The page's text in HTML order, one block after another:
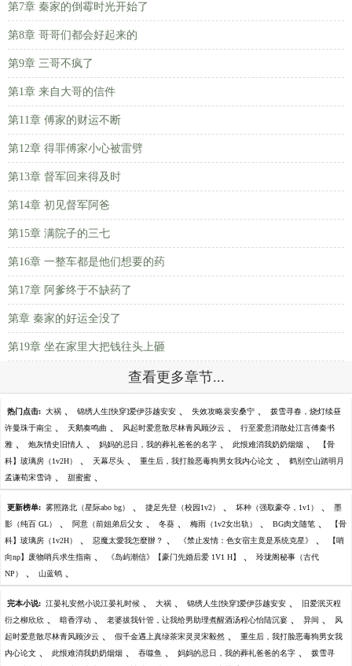
第7章 秦家的倒霉时光开始了
第8章 哥哥们都会好起来的
第9章 三哥不疯了
第1章 来自大哥的信件
第11章 傅家的财运不断
第12章 得罪傅家小心被雷劈
第13章 督军回来得及时
第14章 初见督军阿爸
第15章 满院子的三七
第16章 一整车都是他们想要的药
第17章 阿爹终于不缺药了
第章 秦家的好运全没了
第19章 坐在家里大把钱往头上砸
查看更多章节...
热门点击: 大祸 、 锦绣人生[快穿]爱伊莎越安安 、 失效攻略裴安桑宁 、 拨雪寻春，烧灯续昼
许曼珠于南尘 、 天鹅奏鸣曲 、 风起时爱意散尽林青风顾汐云 、 行至爱意消散处江言傅秦书
雅 、 炮灰情史旧情人 、 妈妈的忌日，我的葬礼爸爸的名字 、 此恨难消我奶奶烟烟 、 【骨
科】玻璃房（1v2H） 、 天幕尽头 、 重生后，我打脸恶毒狗男女我内心论文 、 鹤别空山踏明月
孟谦荀宋雪诗 、 甜蜜蜜 、
更新榜单: 雾照路北（星际abo bg） 、 捷足先登（校园1v2） 、 坏种（强取豪夺，1v1） 、 墨
影（纯百 GL） 、 阿意（前姐弟后父女 、 冬葵 、 梅雨（1v2女出轨） 、 BG肉文随笔 、 【骨
科】玻璃房（1v2H） 、 惡魔太愛我怎麼辦？ 、 《禁止发情：色女宿主竟是系统克星》 、 【哨
向np】废物哨兵求生指南 、 《岛屿潮信》【豪门先婚后爱 1V1 H】 、 玲珑阁秘事（古代
NP） 、 山蓝鸲 、
完本小说: 江晏礼安然小说江晏礼时候 、 大祸 、 锦绣人生[快穿]爱伊莎越安安 、 旧爱泯灭程
衍之柳欣欣 、 暗香浮动 、 老婆拔我针管，让我给男助理煮醒酒汤程心怡陆沉宴 、 异间 、 风
起时爱意散尽林青风顾汐云 、 假千金遇上真绿茶宋灵灵宋毅然 、 重生后，我打脸恶毒狗男女我
内心论文 、 此恨难消我奶奶烟烟 、 吞噬鱼 、 妈妈的忌日，我的葬礼爸爸的名字 、 拨雪寻